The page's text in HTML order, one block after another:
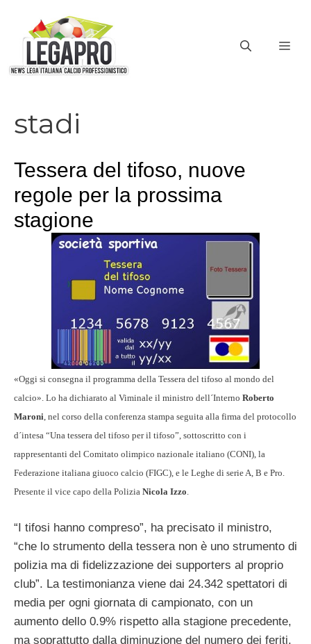
contenuto
stadi
Tessera del tifoso, nuove
regole per la prossima
stagione
«Oggi si consegna il programma della Tessera del tifoso al mondo del
calcio». Lo ha dichiarato al Viminale il ministro dell´Interno Roberto
Maroni, nel corso della conferenza stampa seguita alla firma del protocollo
d´intesa “Una tessera del tifoso per il tifoso”, sottoscritto con i
rappresentanti del Comitato olimpico nazionale italiano (CONI), la
Federazione italiana giuoco calcio (FIGC), e le Leghe di serie A, B e Pro.
Presente il vice capo della Polizia Nicola Izzo.
“I tifosi hanno compreso”, ha precisato il ministro,
“che lo strumento della tessera non è uno strumento di
polizia ma di fidelizzazione dei supporters al proprio
club”. La testimonianza viene dai 24.342 spettatori di
media per ogni giornata di campionato, con un
aumento dello 0.9% rispetto alla stagione precedente,
ma soprattutto dalla diminuzione del numero dei feriti,